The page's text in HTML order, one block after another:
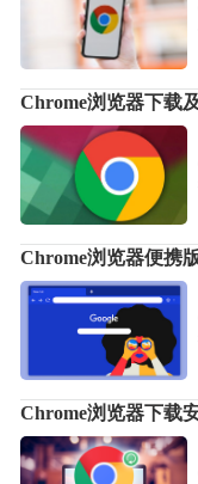
Chrome浏览器下载
Chrome浏览器便携
Chrome浏览器下载